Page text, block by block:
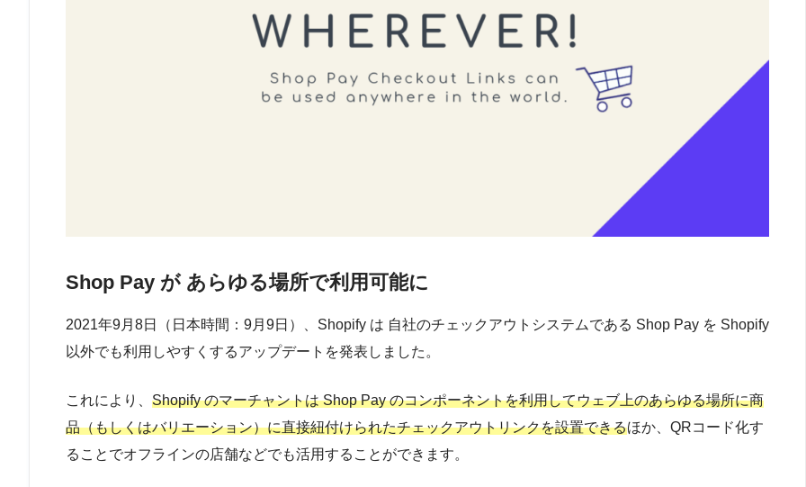
Shop Pay が あらゆる場所で利用可能に
2021年9月8日（日本時間：9月9日）、Shopify は 自社のチェックアウトシステムである Shop Pay を Shopify
以外でも利用しやすくするアップデートを発表しました。
これにより、 Shopify のマーチャントは Shop Pay のコンポーネントを利用してウェブ上のあらゆる場所に商
品（もしくはバリエーション）に直接紐付けられたチェックアウトリンクを設置できるほか、QRコード化す
ることでオフラインの店舗などでも活用することができます。